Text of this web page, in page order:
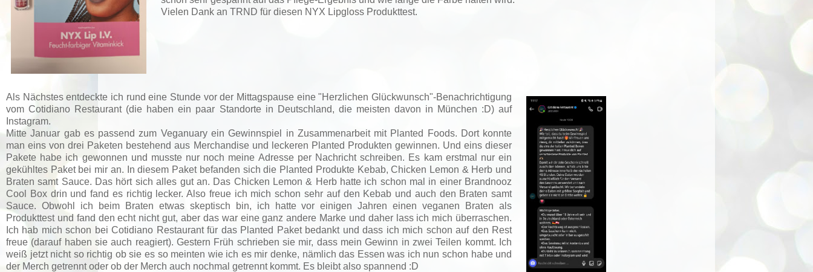
Vielen Dank an TRND für diesen NYX Lipgloss Produkttest.
Als Nächstes entdeckte ich rund eine Stunde vor der Mittagspause eine "Herzlichen Glückwunsch"-Benachrichtigung
vom Cotidiano Restaurant (die haben ein paar Standorte in Deutschland, die meisten davon in München :D)auf
Instagram.
Mitte Januar gab es passend zum Veganuary ein Gewinnspiel in Zusammenarbeit mit Planted Foods. Dort konnte
man eins von drei Paketen bestehend aus Merchandise und leckeren Planted Produkten gewinnen. Und eins dieser
Pakete habe ich gewonnen und musste nur noch meine Adresse per Nachricht schreiben. Es kam erstmal nur ein
gekühltes Paket bei mir an. In diesem Paket befanden sich die Planted Produkte Kebab, Chicken Lemon & Herb und
Braten samt Sauce. Das hört sich alles gut an. Das Chicken Lemon & Herb hatte ich schon mal in einer Brandnooz
Cool Box drin und fand es richtig lecker. Also freue ich mich schon sehr auf den Kebab und auch den Braten samt
Sauce. Obwohl ich beim Braten etwas skeptisch bin, ich hatte vor einigen Jahren einen veganen Braten als
Produkttest und fand den echt nicht gut, aber das war eine ganz andere Marke und daher lass ich mich überraschen.
Ich hab mich schon bei Cotidiano Restaurant für das Planted Paket bedankt und dass ich mich schon auf den Rest
freue (darauf haben sie auch reagiert). Gestern Früh schrieben sie mir, dass mein Gewinn in zwei Teilen kommt. Ich
weiß jetzt nicht so richtig ob sie es so meinten wie ich es mir denke, nämlich das Essen was ich nun schon habe und
der Merch getrennt oder ob der Merch auch nochmal getrennt kommt. Es bleibt also spannend :D